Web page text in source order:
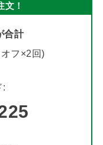
文！
合計
フ×2回)
: